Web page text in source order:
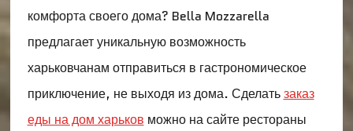
комфорта своего дома? Bella Mozzarella
предлагает уникальную возможность
харьковчанам отправиться в гастрономическое
приключение, не выходя из дома. Сделатьзаказ
еды на дом харьков можно на сайте рестораны